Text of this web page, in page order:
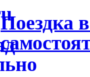
Поездка